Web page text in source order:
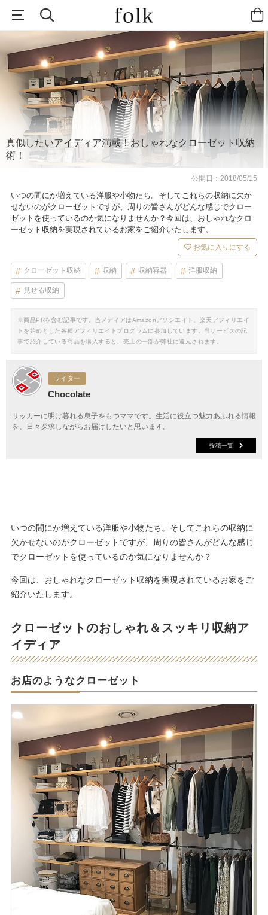
真似したいアイディア満載！おしゃれなクローゼット収納
術！
公開日：2018/05/15
いつの間にか増えている洋服や小物たち。そしてこれらの収納に欠か
せないのがクローゼットですが、周りの皆さんがどんな感じでクロー
ゼットを使っているのか気になりませんか？今回は、おしゃれなクロ
ーゼット収納を実現されているお家をご紹介いたします。
お気に入りにする
クローゼット収納 収納 収納容器 洋服収納
見せる収納
※商品PRを含む記事です。当メディアはAmazonアソシエイト、楽天アフィリエイ
トを始めとした各種アフィリエイトプログラムに参加しています。当サービスの記
事で紹介している商品を購入すると、売上の一部が弊社に還元されます。
ライター
Chocolate
サッカーに明け暮れる息子をもつママです。生活に役立つ魅力あふれる情報
を、日々探求しながらお届けしたいと思います。
投稿一覧
いつの間にか増えている洋服や小物たち。そしてこれらの収納に
欠かせないのがクローゼットですが、周りの皆さんがどんな感じ
でクローゼットを使っているのか気になりませんか？
今回は、おしゃれなクローゼット収納を実現されているお家をご
紹介いたします。
クローゼットのおしゃれ＆スッキリ収納ア
イディア
お店のようなクローゼット